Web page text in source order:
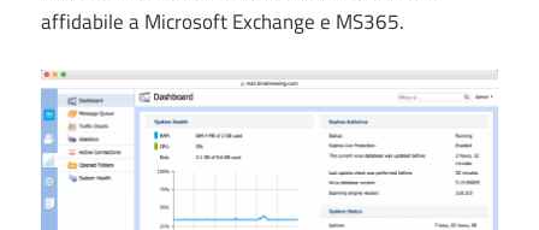
affidabile a Microsoft Exchange e MS365.